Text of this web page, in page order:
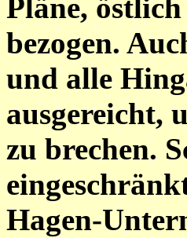
Pläne,
bezogen.
und alle
ausgereicht,
zu brechen.
Hagen-